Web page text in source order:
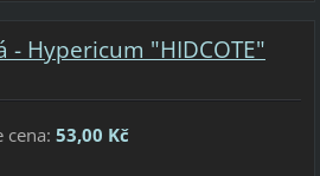
- Hypericum "HIDCOTE"
cena: 53,00 Kč